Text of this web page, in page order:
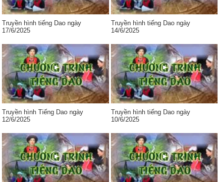
Truyền hình tiếng Dao ngày
17/6/2025
Truyền hình tiếng Dao ngày
14/6/2025
Truyền hình Tiếng Dao ngày
12/6/2025
Truyền hình tiếng Dao ngày
10/6/2025